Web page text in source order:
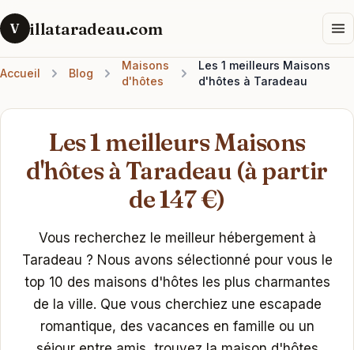
V illataradeau.com
Accueil Blog
Maisons
d'hôtes
Les 1 meilleurs Maisons
d'hôtes à Taradeau
Les 1 meilleurs Maisons
d'hôtes à Taradeau (à partir
de 147 €)
Vous recherchez le meilleur hébergement à
Taradeau ? Nous avons sélectionné pour vous le
top 10 des maisons d'hôtes les plus charmantes
de la ville. Que vous cherchiez une escapade
romantique, des vacances en famille ou un